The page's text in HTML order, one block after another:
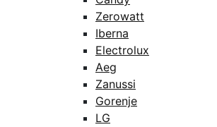
Zerowatt
Iberna
Electrolux
Aeg
Zanussi
Gorenje
LG